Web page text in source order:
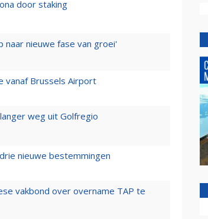
door staking
naar nieuwe fase van groei'
vanaf Brussels Airport
weg uit Golfregio
nieuwe bestemmingen
vakbond over overname TAP te